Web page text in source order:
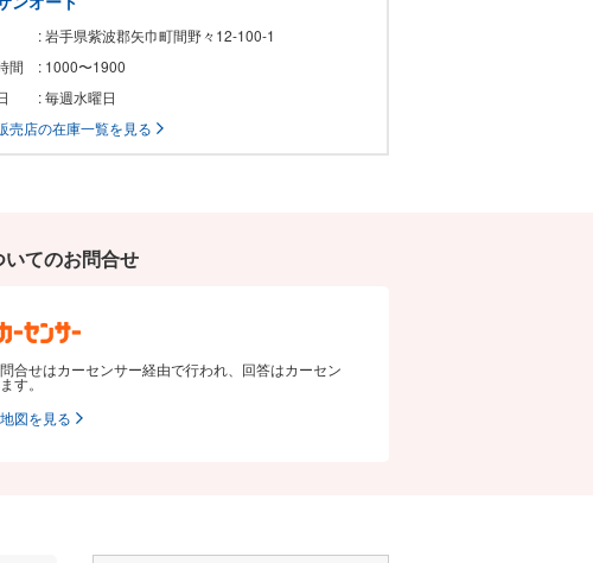
: 岩手県紫波郡矢巾町間野々12-100-1
間
: 1000〜1900
: 毎週水曜日
売店の在庫一覧を見る
いてのお問合せ
合せはカーセンサー経由で行われ、回答はカーセン
す。
図を見る